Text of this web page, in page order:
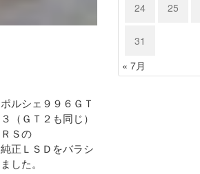
ポルシェ９９６ＧＴ
３（ＧＴ２も同じ）
ＲＳの
純正ＬＳＤをバラシ
ました。
24 25
31
« 7月